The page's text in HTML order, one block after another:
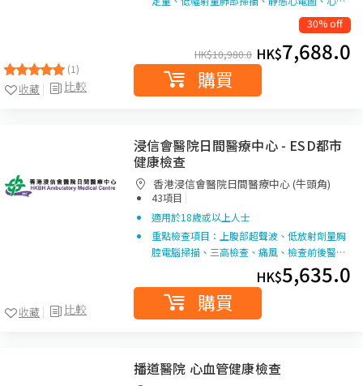
(1)
比較
收藏
30% off
HK$10,980.0 HK$7,688.0
購買
比較
收藏
浸信會醫院日間醫療中心 - ESD都市
健康檢查
香港浸信會醫院日間醫療中心 (牛頭角)
43項目 |
適用於18歲或以上人士
重點檢查項目：上腹部超聲波、低放射劑量胸
腔電腦掃描、三高檢查、痛風、檢查前後醫…
HK$5,635.0
購買
播道醫院 心血管健康檢查